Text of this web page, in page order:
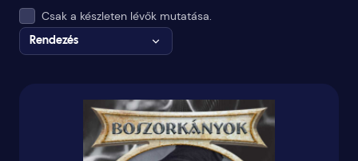
Csak a készleten lévők mutatása.
Rendezés